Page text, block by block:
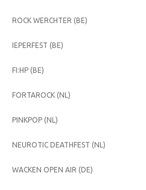
ROCK WERCHTER (BE)
IEPERFEST (BE)
FI:HP (BE)
FORTAROCK (NL)
PINKPOP (NL)
NEUROTIC DEATHFEST (NL)
WACKEN OPEN AIR (DE)